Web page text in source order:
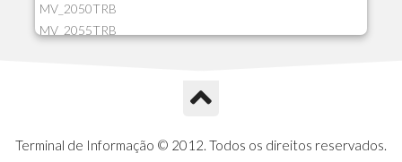
MV_2050TRB
MV_2055TRB
MV_2GNOINC
MV_320SLD
Terminal de Informação © 2012. Todos os direitos reservados.